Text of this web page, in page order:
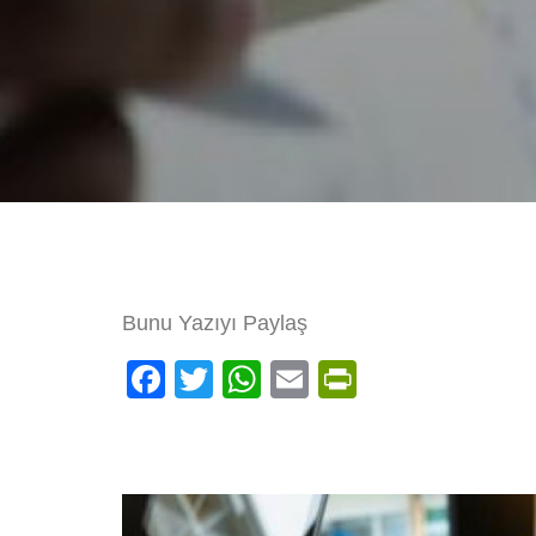
Bunu Yazıyı Paylaş
Facebook
TwitterWhatsApp
Email